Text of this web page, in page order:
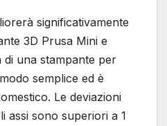
significativamente
3D Prusa Mini e
di una stampante per
semplice ed è
Le deviazioni
assi sono superiori a 1